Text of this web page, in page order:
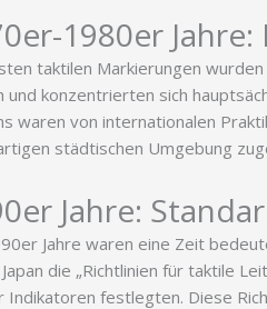
1980er
taktilen Markierungen
und konzentrierten sich
waren von internationalen
städtischen Umgebung
Jahre:
Jahre waren eine Zeit
die „Richtlinien für taktile
Indikatoren festlegten. Diese